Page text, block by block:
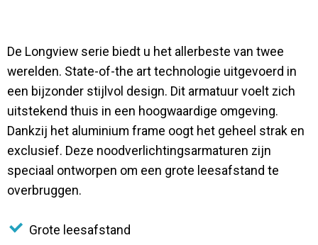
De Longview serie biedt u het allerbeste van twee
werelden. State-of-the art technologie uitgevoerd in
een bijzonder stijlvol design. Dit armatuur voelt zich
uitstekend thuis in een hoogwaardige omgeving.
Dankzij het aluminium frame oogt het geheel strak en
exclusief. Deze noodverlichtingsarmaturen zijn
speciaal ontworpen om een grote leesafstand te
overbruggen.
Grote leesafstand